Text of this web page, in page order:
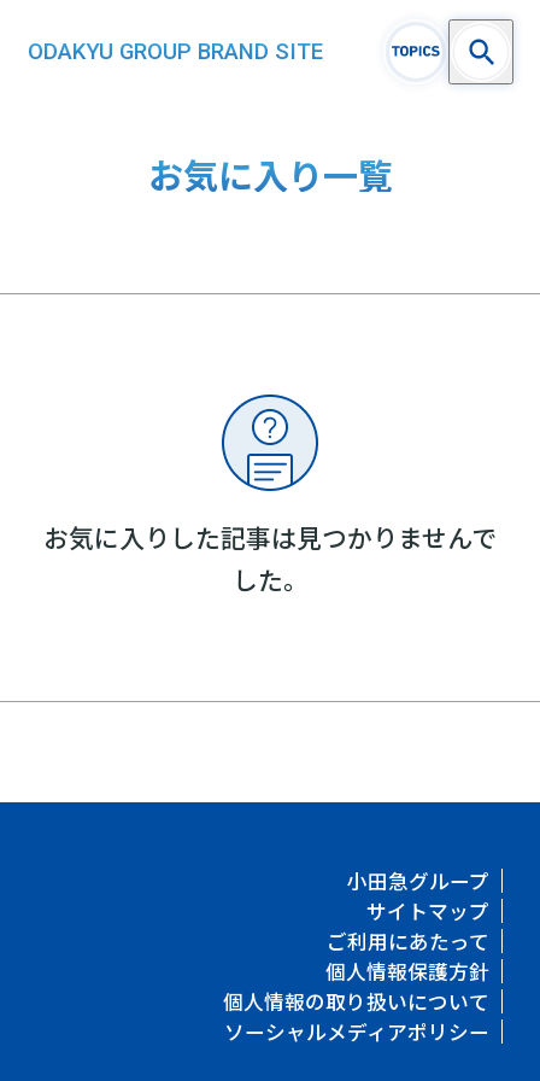
ODAKYU GROUP BRAND SITE
お気に入り一覧
お気に入りした記事は見つかりませんで
した。
小田急グループ
サイトマップ
ご利用にあたって
個人情報保護方針
個人情報の取り扱いについて
ソーシャルメディアポリシー